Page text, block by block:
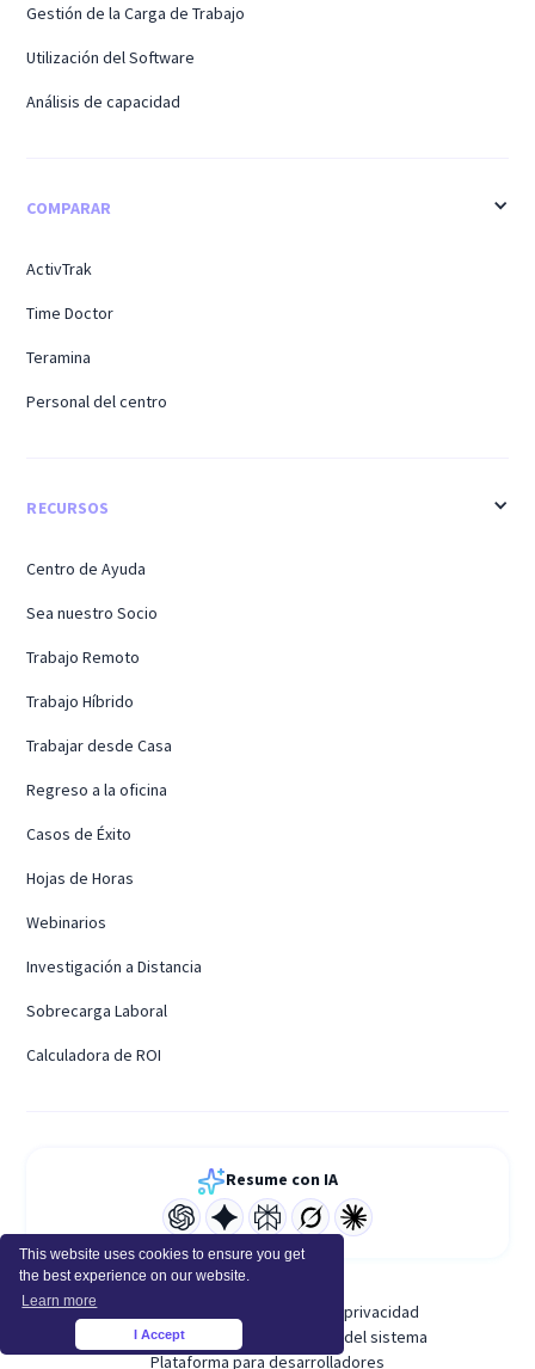
This website uses cookies to ensure you get
the best experience on our website.
Learn more
I Accept
Gestión de la Carga de Trabajo
Utilización del Software
Análisis de capacidad
COMPARAR
ActivTrak
Time Doctor
Teramina
Personal del centro
RECURSOS
Centro de Ayuda
Sea nuestro Socio
Trabajo Remoto
Trabajo Híbrido
Trabajar desde Casa
Regreso a la oficina
Casos de Éxito
Hojas de Horas
Webinarios
Investigación a Distancia
Sobrecarga Laboral
Calculadora de ROI
Resume con IA
Política de privacidad
Política de uso aceptable
Estado del sistema
Plataforma para desarrolladores